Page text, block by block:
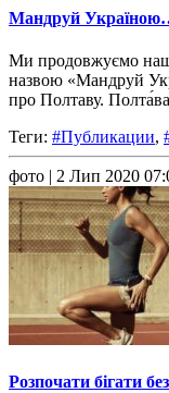
Мандруй
Ми продовжуємо
назвою «Мандруй
про Полтаву.
Теги: #Публикации,
фото | 2 Лип 2020
Розпочати бігати